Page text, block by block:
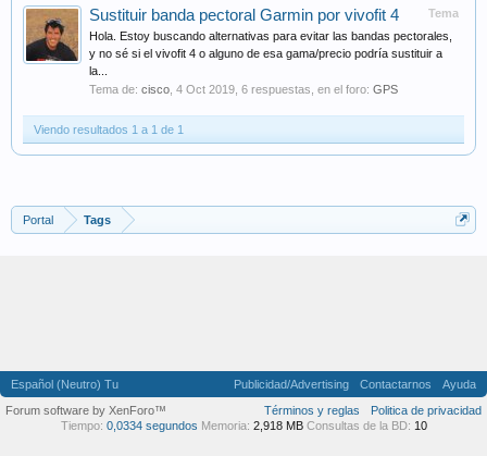
Tema
Sustituir banda pectoral Garmin por vivofit 4
Hola. Estoy buscando alternativas para evitar las bandas pectorales,
y no sé si el vivofit 4 o alguno de esa gama/precio podría sustituir a
la...
Tema de: cisco 4 Oct 2019 , 6 respuestas, en el foro: GPS
Viendo resultados 1 a 1 de 1
Portal Tags
Español (Neutro) Tu Publicidad/Advertising Contactarnos
Ayuda
Términos y reglas
Politica de privacidad
Forum software by XenForo™
Tiempo: 0,0334 segundos Memoria: 2,918 MB Consultas de la BD: 10